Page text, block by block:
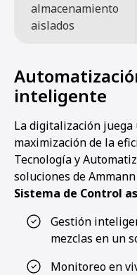
almacenamiento
aislados
inteligente
La digitalización
maximización de la
Tecnología y
soluciones de
Sistema de Control
Gestión
mezclas en un
Monitoreo en